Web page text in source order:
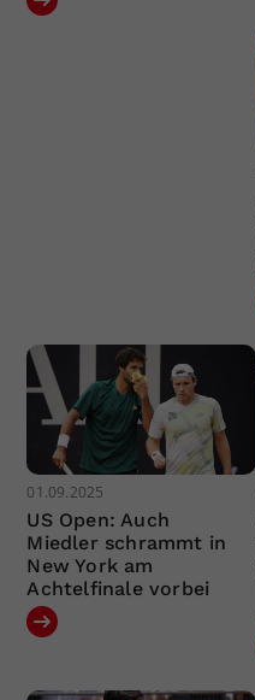
01.09.2025
US Open: Auch
Miedler schrammt in
New York am
Achtelfinale vorbei